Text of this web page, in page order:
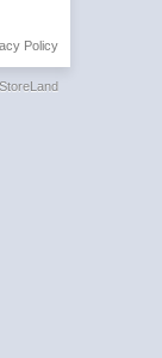
Policy